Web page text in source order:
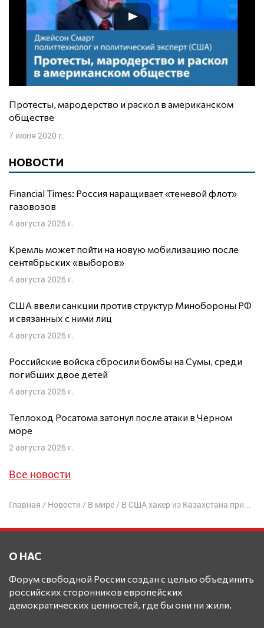
Протесты, мародерство и раскол в американском
обществе
7 июня 2020 г.
НОВОСТИ
Financial Times: Россия наращивает «теневой флот»
газовозов
4 августа 2026 г.
Кремль может пойти на новую мобилизацию после
сентябрьских «выборов»
4 августа 2026 г.
США ввели санкции против структур Минобороны РФ
и связанных с ними лиц
4 августа 2026 г.
Российские войска сбросили бомбы на Сумы, среди
погибших двое детей
4 августа 2026 г.
Теплоход Росатома затонул после атаки в Черном
море
2 августа 2026 г.
Все новости
Главная / Новости / В мире/ В США хакер из Казахстана признался в работе на ФСБ
О НАС
Форум свободной России создан с целью объединить
российских сторонников европейских
демократических ценностей, где бы они ни жили.